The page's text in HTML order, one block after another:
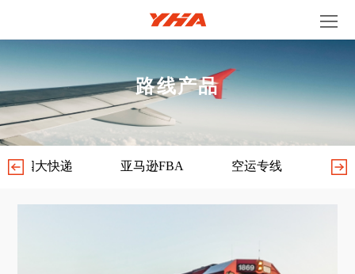
路线产品
四大快递 亚马逊FBA 空运专线 海